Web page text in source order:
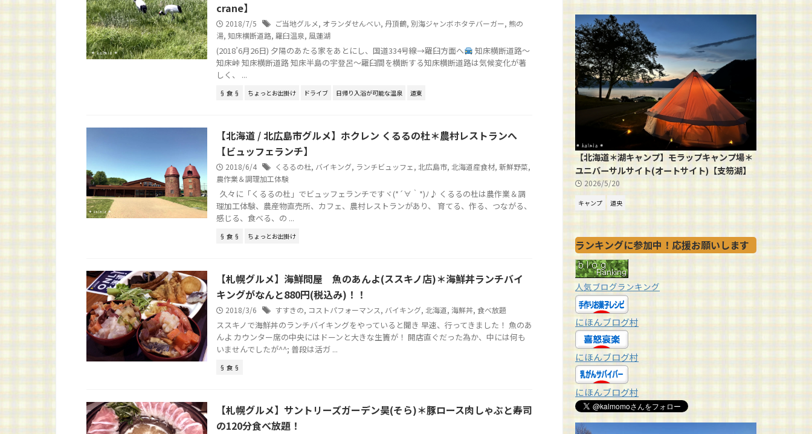
crane】
2018/7/5 ご当地グルメ, オランダせんべい, 丹頂鶴, 別海ジャンボホタテバーガー, 熊の
湯, 知床横断道路, 羅臼温泉, 風蓮湖
(2018’6月26日) 夕陽のあたる家をあとにし、国道334号線→羅臼方面へ
知床横断道路～
知床峠 知床横断道路 知床半島の宇登呂～羅臼間を横断する知床横断道路は気候変化が著
しく、 ...
§ 食 § ちょっとお出掛け ドライブ 日帰り入浴が可能な温泉 道東
【北海道 / 北広島市グルメ】ホクレン くるるの杜＊農村レストランへ
【ビュッフェランチ】
2018/6/4 くるるの杜, バイキング, ランチビュッフェ , 北広島市, 北海道産食材, 新鮮野菜,
農作業＆調理加工体験
久々に「くるるの杜」でビュッフェランチですヾ(*´∀｀*)ﾉ♪ くるるの杜は農作業＆調
理加工体験、農産物直売所、カフェ、農村レストランがあり、 育てる、作る、つながる、
感じる、食べる、の ...
§ 食 § ちょっとお出掛け
【札幌グルメ】海鮮問屋 魚のあんよ(ススキノ店)＊海鮮丼ランチバイ
キングがなんと880円(税込み)！！
2018/3/6 すすきの, コストパフォーマンス, バイキング, 北海道, 海鮮丼, 食べ放題
ススキノで海鮮丼のランチバイキングをやっていると聞き 早速、行ってきました！ 魚のあ
んよ カウンター席の中央にはドーンと大きな生簀が！ 開店直ぐだった為か、中には何も
いませんでしたが^^; 普段は活ガ ...
§ 食 §
【札幌グルメ】サントリーズガーデン昊(そら)＊豚ロース肉しゃぶと寿司
の120分食べ放題！
【北海道＊湖キャンプ】モラップキャンプ場＊
ユニバーサルサイト(オートサイト)【支笏湖】
2026/5/20
キャンプ 道央
ランキングに参加中！応援お願いします
人気ブログランキング
にほんブログ村
にほんブログ村
にほんブログ村